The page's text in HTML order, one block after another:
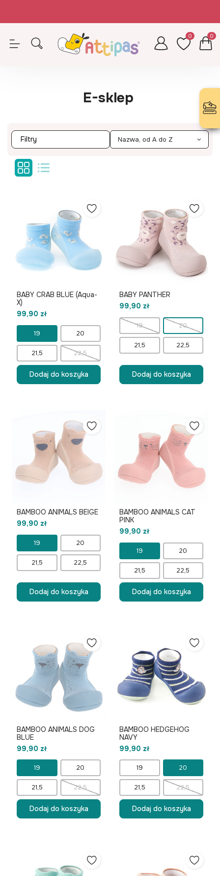
0 0
E-sklep
Filtry Nazwa, od A do Z
BABY CRAB BLUE (Aqua-
X)
99,90 zł
19 20
21,5 22,5
Dodaj do koszyka
BABY PANTHER
99,90 zł
19 20
21,5 22,5
Dodaj do koszyka
BAMBOO ANIMALS BEIGE
99,90 zł
19 20
21,5 22,5
Dodaj do koszyka
BAMBOO ANIMALS CAT
PINK
99,90 zł
19 20
21,5 22,5
Dodaj do koszyka
BAMBOO ANIMALS DOG
BLUE
99,90 zł
19 20
21,5 22,5
Dodaj do koszyka
BAMBOO HEDGEHOG
NAVY
99,90 zł
19 20
21,5 22,5
Dodaj do koszyka